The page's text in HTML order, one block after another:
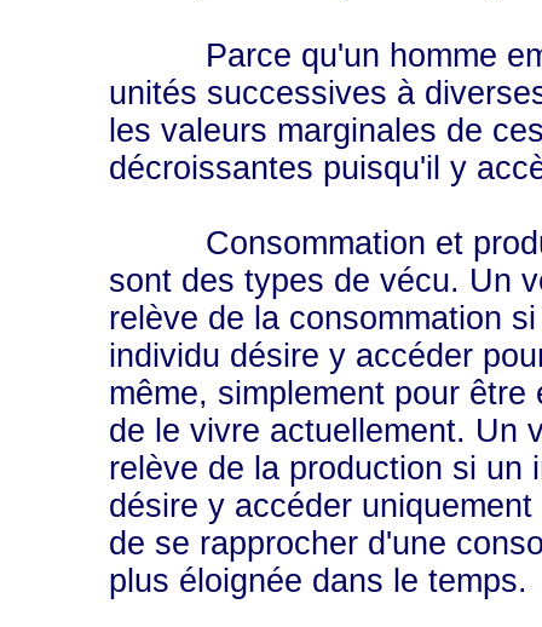
Parce qu'un homme
unités successives à
les valeurs marginales de
décroissantes puisqu'il y
Consommation et
sont des types de vécu. Un
relève de la consommation
individu désire y accéder
même, simplement pour être
de le vivre actuellement. Un
relève de la production si un
désire y accéder uniquement
de se rapprocher d'une
plus éloignée dans le temps.